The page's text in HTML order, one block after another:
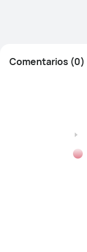
Comentarios (0)